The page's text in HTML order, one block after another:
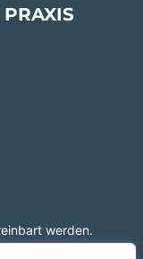
PRAXIS
werden.